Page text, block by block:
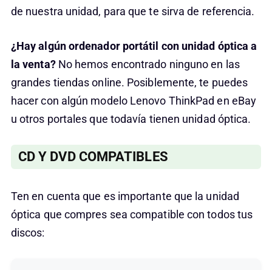
de nuestra unidad, para que te sirva de referencia.
¿Hay algún ordenador portátil con unidad óptica a
la venta?No hemos encontrado ninguno en las
grandes tiendas online. Posiblemente, te puedes
hacer con algún modelo Lenovo ThinkPad en eBay
u otros portales que todavía tienen unidad óptica.
CD Y DVD COMPATIBLES
Ten en cuenta que es importante que la unidad
óptica que compres sea compatible con todos tus
discos: